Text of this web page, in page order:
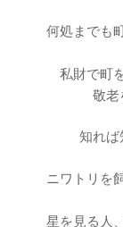
何処までも
私財で町
敬老
知れば
ニワトリを
星を見る人